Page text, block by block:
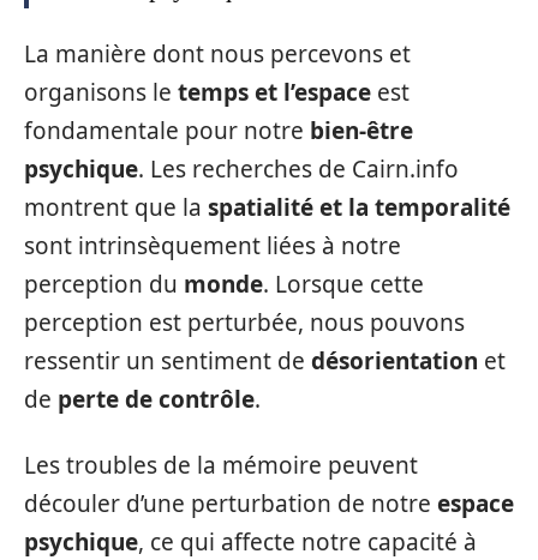
La manière dont nous percevons et
organisons le temps et l’espace est
fondamentale pour notre bien-être
psychique. Les recherches de Cairn.info
montrent que la spatialité et la temporalité
sont intrinsèquement liées à notre
perception du monde. Lorsque cette
perception est perturbée, nous pouvons
ressentir un sentiment de désorientation et
de perte de contrôle.
Les troubles de la mémoire peuvent
découler d’une perturbation de notre espace
psychique, ce qui affecte notre capacité à